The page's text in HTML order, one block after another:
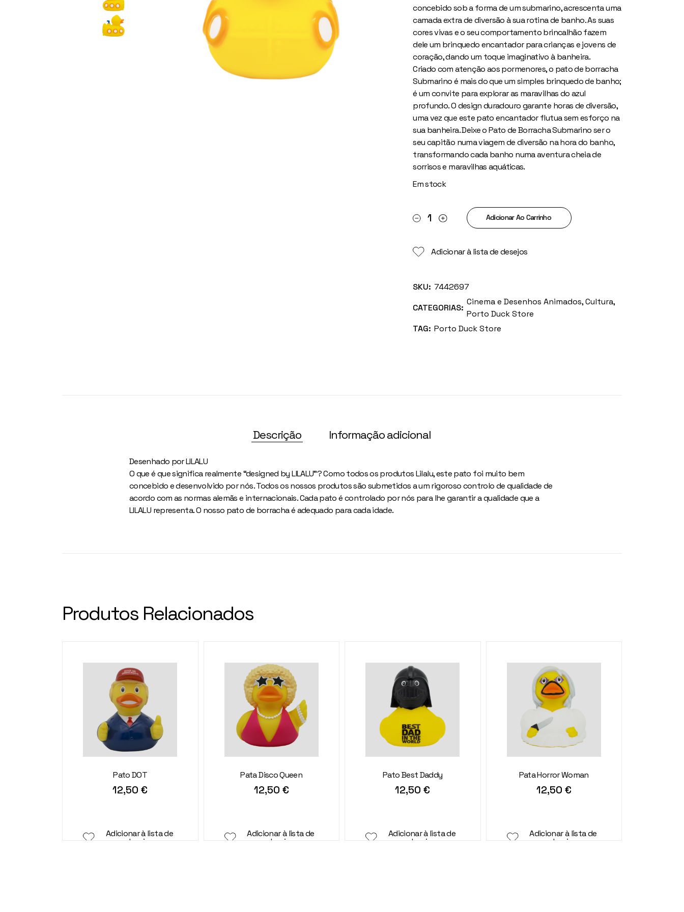
concebido sob a forma de um submarino, acrescenta uma
camada extra de diversão à sua rotina de banho. As suas
cores vivas e o seu comportamento brincalhão fazem
dele um brinquedo encantador para crianças e jovens de
coração, dando um toque imaginativo à banheira.
Criado com atenção aos pormenores, o pato de borracha
Submarino é mais do que um simples brinquedo de banho;
é um convite para explorar as maravilhas do azul
profundo. O design duradouro garante horas de diversão,
uma vez que este pato encantador flutua sem esforço na
sua banheira. Deixe o Pato de Borracha Submarino ser o
seu capitão numa viagem de diversão na hora do banho,
transformando cada banho numa aventura cheia de
sorrisos e maravilhas aquáticas.
Em stock
Pato Submarino quantityAdicionar Ao Carrinho
Adicionar à lista de desejos
SKU: 7442697
CATEGORIAS:
Cinema e Desenhos Animados,Cultura,
Porto Duck Store
TAG: Porto Duck Store
Descrição Informação adicional
Desenhado por LILALU
O que é que significa realmente “designed by LILALU”? Como todos os produtos Lilalu, este pato foi muito bem
concebido e desenvolvido por nós. Todos os nossos produtos são submetidos a um rigoroso controlo de qualidade de
acordo com as normas alemãs e internacionais. Cada pato é controlado por nós para lhe garantir a qualidade que a
LILALU representa. O nosso pato de borracha é adequado para cada idade.
Produtos Relacionados
Pato DOT
12,50€
Adicionar à lista de
desejos
Pata Disco Queen
12,50 €
Adicionar à lista de
desejos
Pato Best Daddy
12,50€
Adicionar à lista de
desejos
Pata Horror Woman
12,50 €
Adicionar à lista de
desejos